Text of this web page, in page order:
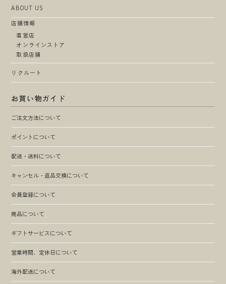
ABOUT US
店舗情報
直営店
オンラインストア
取扱店舗
リクルート
お買い物ガイド
ご注文方法について
ポイントについて
配送・送料について
キャンセル・返品交換について
会員登録について
商品について
ギフトサービスについて
営業時間、定休日について
海外配送について